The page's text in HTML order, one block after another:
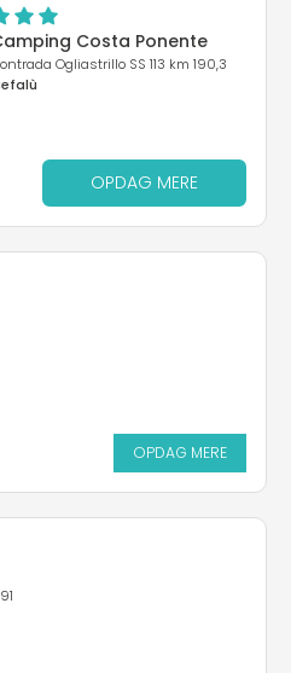
Costa Ponente
Ogliastrillo SS 113 km 190,3
OPDAG MERE
OPDAG MERE